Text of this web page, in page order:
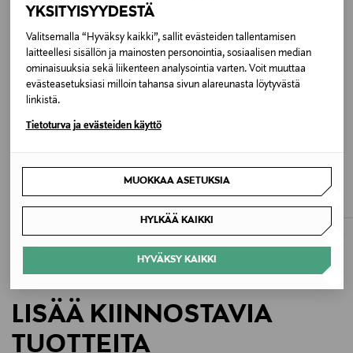
YKSITYISYYDESTÄ
Valitsemalla “Hyväksy kaikki”, sallit evästeiden tallentamisen
laitteellesi sisällön ja mainosten personointia, sosiaalisen median
ominaisuuksia sekä liikenteen analysointia varten. Voit muuttaa
evästeasetuksiasi milloin tahansa sivun alareunasta löytyvästä
linkistä.
Tietoturva ja evästeiden käyttö
MUOKKAA ASETUKSIA
HYLKÄÄ KAIKKI
HYVÄKSY KAIKKI
Konepesu
Väri
A99 BLACK MIST
Koko
Pakistan
Valmistajan tuotenumero
2410103A99
Valmistaja
Dr Denim AB
119,90 € 370,00 €
LISÄÄ KIINNOSTAVIA
TUOTTEITA